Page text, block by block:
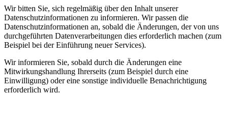
Wir bitten Sie, sich regelmäßig über den Inhalt unserer
Datenschutzinformationen zu informieren. Wir passen die
Datenschutzinformationen an, sobald die Änderungen, der von uns
durchgeführten Datenverarbeitungen dies erforderlich machen (zum
Beispiel bei der Einführung neuer Services).
Wir informieren Sie, sobald durch die Änderungen eine
Mitwirkungshandlung Ihrerseits (zum Beispiel durch eine
Einwilligung) oder eine sonstige individuelle Benachrichtigung
erforderlich wird.